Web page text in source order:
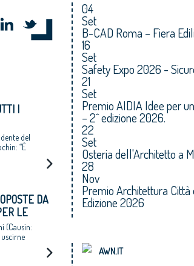
I
del
“È
DA
LE
(Causin:
04
Set
B-CAD Roma – Fiera
16
Set
Safety Expo 2026 -
21
Set
Premio AIDIA Idee per
– 2^ edizione 2026.
22
Set
Osteria dell'Architetto a
28
Nov
Premio Architettura Città
Edizione 2026
AWN.IT